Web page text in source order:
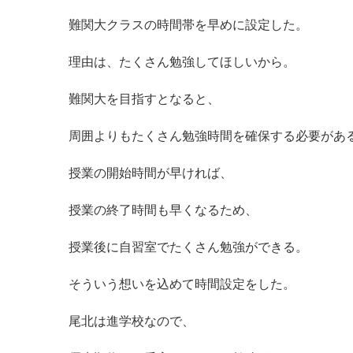
難関大クラスの時間帯を早めに設定した。
理由は、たくさん勉強してほしいから。
難関大を目指すとなると、
周囲よりもたくさん勉強時間を確保する必要があ
授業の開始時間が早ければ、
授業の終了時間も早くなるため、
授業後に自習室でたくさん勉強ができる。
そういう想いを込めて時間設定をした。
尾北は進学校なので、